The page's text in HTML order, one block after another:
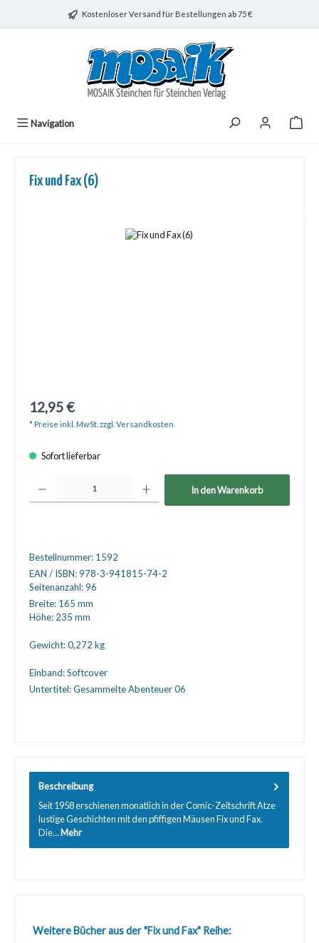
Zum Hauptinhalt springenKostenloser Versand für Bestellungen ab 75 €
Navigation
Fix und Fax (6)
Bildergalerie überspringen
12,95 €
* Preise inkl. MwSt. zzgl. Versandkosten
Sofort lieferbar
In den Warenkorb
Bestellnummer: 1592
EAN / ISBN:978-3-941815-74-2
Seitenanzahl:96
Breite: 165 mm
Höhe: 235 mm
Gewicht:0,272 kg
Einband:Softcover
Untertitel:Gesammelte Abenteuer 06
Beschreibung
Seit 1958 erschienen monatlich in der Comic-Zeitschrift Atze
lustige Geschichten mit den pfiffigen Mäusen Fix und Fax.
Die…Mehr
Produktgalerie überspringen
Weitere Bücher aus der "Fix und Fax" Reihe: